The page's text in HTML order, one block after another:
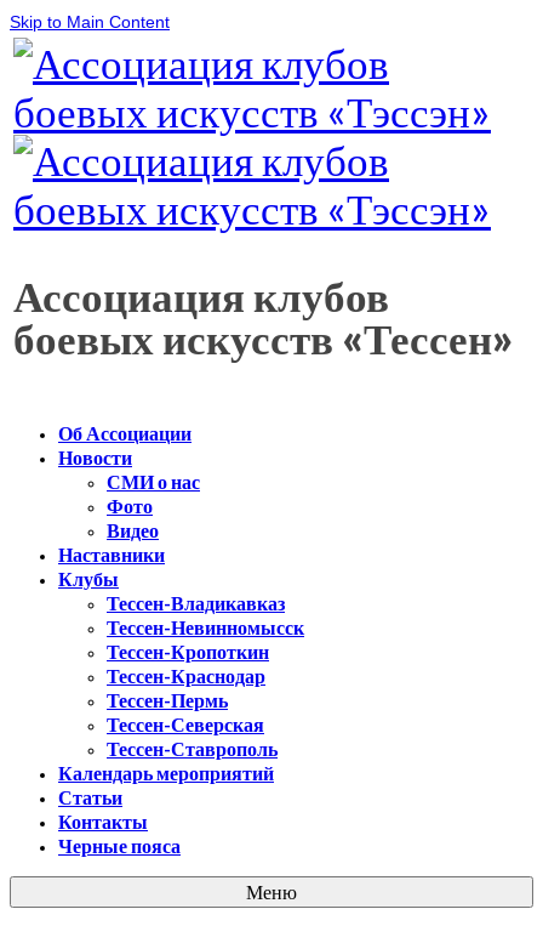
Skip to Main Content
Ассоциация клубов
боевых искусств «Тессен»
Об Ассоциации
Новости
СМИ о нас
Фото
Видео
Наставники
Клубы
Тессен-Владикавказ
Тессен-Невинномысск
Тессен-Кропоткин
Тессен-Краснодар
Тессен-Пермь
Тессен-Северская
Тессен-Ставрополь
Календарь мероприятий
Статьи
Контакты
Черные пояса
Меню